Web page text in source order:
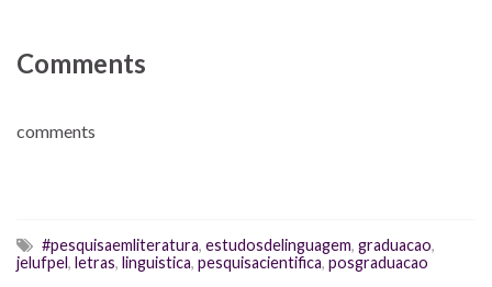
Comments
comments
#pesquisaemliteratura, estudosdelinguagem, graduacao,
jelufpel, letras, linguistica, pesquisacientifica, posgraduacao